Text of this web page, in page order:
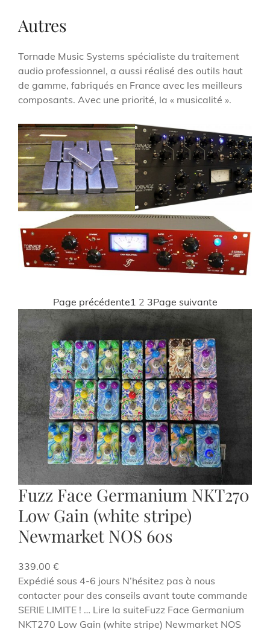
Autres
Tornade Music Systems spécialiste du traitement
audio professionnel, a aussi réalisé des outils haut
de gamme, fabriqués en France avec les meilleurs
composants. Avec une priorité, la « musicalité ».
Page précédente1 2 3Page suivante
Fuzz Face Germanium NKT270
Low Gain (white stripe)
Newmarket NOS 60s
339.00 €
Expédié sous 4-6 jours N’hésitez pas à nous
contacter pour des conseils avant toute commande
SERIE LIMITE ! … Lire la suiteFuzz Face Germanium
NKT270 Low Gain (white stripe) Newmarket NOS